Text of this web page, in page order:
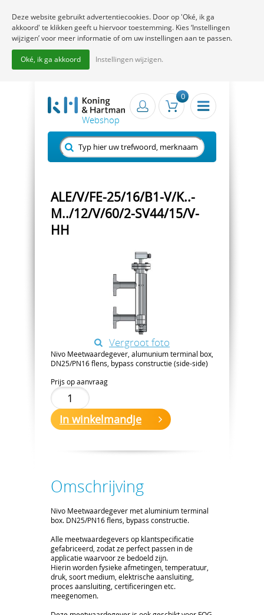
0
ALE/V/FE-25/16/B1-V/K..-
M../12/V/60/2-SV44/15/V-
HH
Vergroot foto
Nivo Meetwaardegever, alumunium terminal box,
DN25/PN16 flens, bypass constructie (side-side)
Prijs op aanvraag
In winkelmandje
Omschrijving
Nivo Meetwaardegever met aluminium terminal
box. DN25/PN16 flens, bypass constructie.
Alle meetwaardegevers op klantspecificatie
gefabriceerd, zodat ze perfect passen in de
applicatie waarvoor ze bedoeld zijn.
Hierin worden fysieke afmetingen, temperatuur,
druk, soort medium, elektrische aansluiting,
proces aansluiting, certificeringen etc.
meegenomen.
Deze website gebruikt advertentiecookies. Door op 'Oké, ik ga
akkoord' te klikken geeft u hiervoor toestemming. Kies ‘Instellingen
wijzigen’ voor meer informatie of om uw instellingen aan te passen.
Oké, ik ga akkoord Instellingen wijzigen.